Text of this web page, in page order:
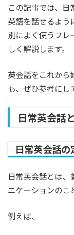
この記事では、
英語を話せるよう
別によく使うフレ
しく解説します。
英会話をこれから
も、ぜひ参考にし
日常英会話
日常英会話の
日常英会話とは、
ニケーションのこ
例えば、